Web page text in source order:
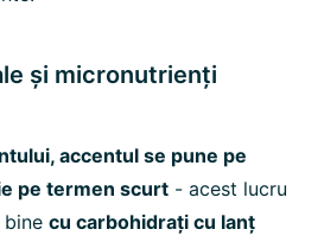
și micronutrienți
accentul se pune pe
pe termen scurt - acest lucru
bine cu carbohidrați cu lanț